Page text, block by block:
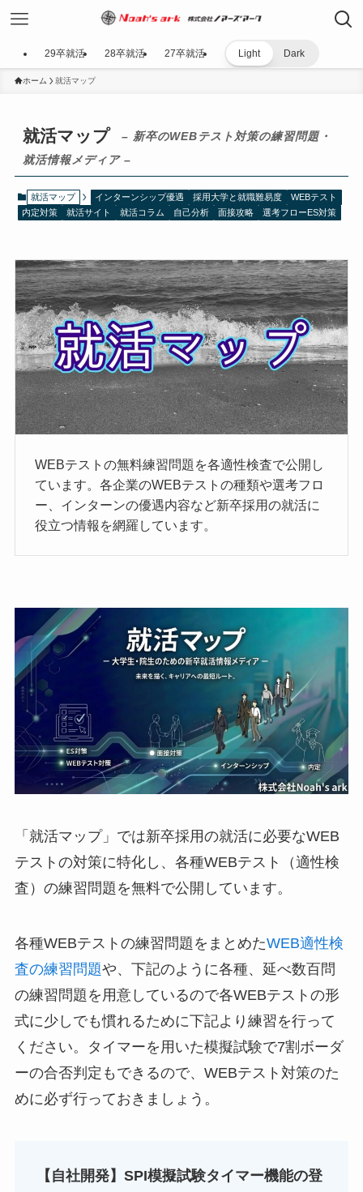
29卒就活 28卒就活 27卒就活 Light Dark
ホーム 就活マップ
就活マップ
– 新卒のWEBテスト対策の練習問題・
就活情報メディア –
就活マップ インターンシップ優遇 採用大学と就職難易度
WEBテスト
内定対策
就活サイト 就活コラム 自己分析 面接攻略 選考フローES対策
WEBテストの無料練習問題を各適性検査で公開し
ています。各企業のWEBテストの種類や選考フロ
ー、インターンの優遇内容など新卒採用の就活に
役立つ情報を網羅しています。
「就活マップ」では新卒採用の就活に必要なWEB
テストの対策に特化し、各種WEBテスト（適性検
査）の練習問題を無料で公開しています。
各種WEBテストの練習問題をまとめたWEB適性検
査の練習問題や、下記のように各種、延べ数百問
の練習問題を用意しているので各WEBテストの形
式に少しでも慣れるために下記より練習を行って
ください。タイマーを用いた模擬試験で7割ボーダ
ーの合否判定もできるので、WEBテスト対策のた
めに必ず行っておきましょう。
【自社開発】SPI模擬試験タイマー機能の登